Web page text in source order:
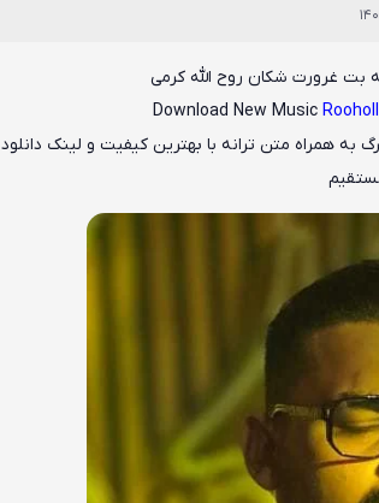
بت غرورت شکان روح الله کرمی
Download New Music
به همراه متن ترانه با بهترین کیفیت و لینک دانلود